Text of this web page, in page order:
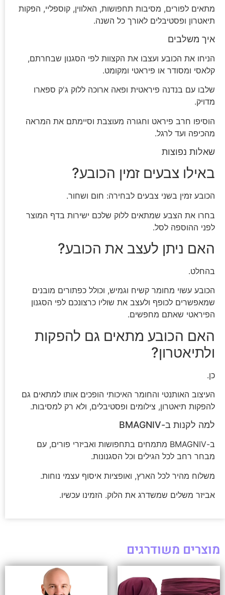
מתאים לפורים, מסיבות תחפושות, האלווין, קוספליי, הפקות
תיאטרון ופסטיבלים לאורך כל השנה.
איך משלבים
הניחו את הכובע ועצבו את הקצוות לפי הסגנון שבחרתם,
קלאסי ומסודר או פיראטי ומקומט.
שלבו עם בנדנה פיראטית ופאה ארוכה ללוק ג'ק ספארו
מדויק.
הוסיפו חרב פיראט וחגורה מעוצבת וסיימתם את המראה
מהכיפה ועד לרגל.
שאלות נפוצות
באילו צבעים זמין הכובע?
הכובע זמין בשני צבעים לבחירה: חום ושחור.
בחרו את הצבע שמתאים ללוק שלכם ישירות בדף המוצר
לפני ההוספה לסל.
האם ניתן לעצב את הכובע?
בהחלט.
הכובע עשוי מחומר קשיח וגמיש, וכולל כפתורים מובנים
שמאפשרים לכופף ולעצב את שוליו כרצונכם לפי הסגנון
הפיראטי שאתם מחפשים.
האם הכובע מתאים גם להפקות
ולתיאטרון?
כן.
העיצוב האותנטי והחומר האיכותי הופכים אותו למתאים גם
להפקות תיאטרון, צילומים ופסטיבלים, ולא רק למסיבות.
למה לקנות ב-BMAGNIV
ב-BMAGNIV מתמחים בתחפושות ואביזרי פורים, עם
מבחר רחב לכל הגילים וכל הסגנונות.
משלוח מהיר לכל הארץ, ואופציות איסוף עצמי נוחות.
אביזר משלים שמשדרג את הלוק. הזמינו עכשיו.
מוצרים משודרגים